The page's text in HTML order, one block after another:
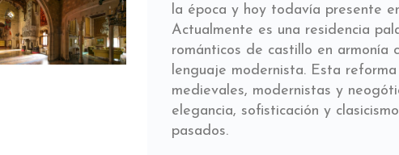
la época y hoy todavía presente
Actualmente es una residencia
románticos de castillo en armonía
lenguaje modernista. Esta
medievales, modernistas y
elegancia, sofisticación y
pasados.